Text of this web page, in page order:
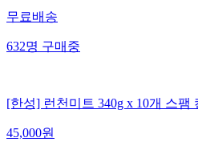
무료배송
632명구매중
[한성] 런천미트 340g x 10개 스팸
45,000원